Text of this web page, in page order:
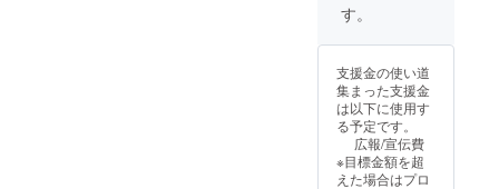
す。
支援金の使い道
集まった支援金
は以下に使用す
る予定です。
広報/宣伝費
※目標金額を超
えた場合はプロ